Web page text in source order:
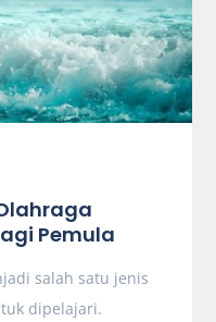
Pemula
salah satu jenis
dipelajari.